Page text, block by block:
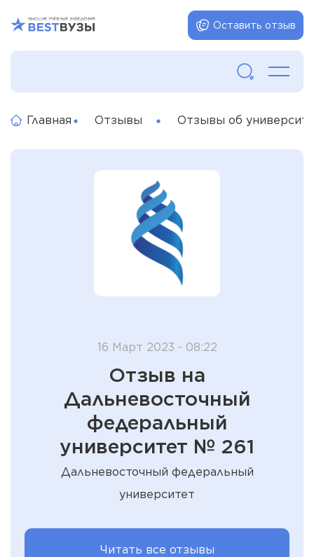
Оставить отзыв
Главная Отзывы Отзывы об
16 Март 2023 - 08:22
Отзыв на
Дальневосточный
федеральный
университет № 261
Дальневосточный федеральный
университет
Читать все отзывы